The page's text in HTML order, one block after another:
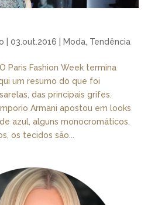
03.out.2016 Moda, Tendência
Paris Fashion Week termina
um resumo do que foi
das principais grifes.
Armani apostou em looks
azul, alguns monocromáticos,
os tecidos são...